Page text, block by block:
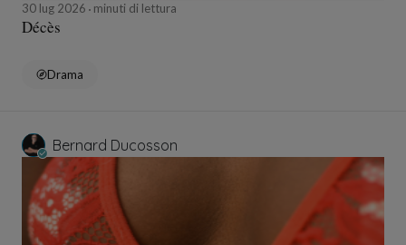
30 lug 2026 minuti di lettura
Décès
Drama
Bernard Ducosson